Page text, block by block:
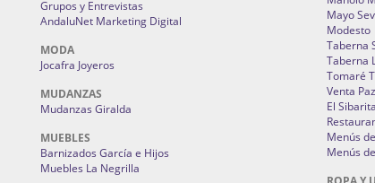
Grupos y Entrevistas
AndaluNet Marketing Digital
MODA
Jocafra Joyeros
MUDANZAS
Mudanzas Giralda
MUEBLES
Barnizados García e Hijos
Muebles La Negrilla
Mayo
Modesto
Taberna
Taberna
Tomaré
Venta
El
Menús
Menús